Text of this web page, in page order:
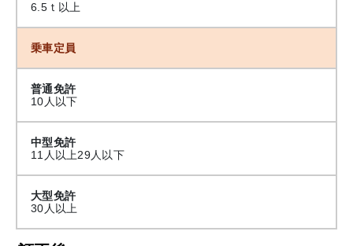
6.5ｔ以上
乗車定員
普通免許
10人以下
中型免許
11人以上29人以下
大型免許
30人以上